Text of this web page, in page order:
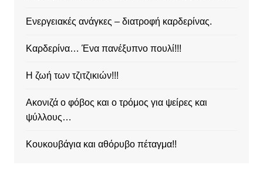
Ενεργειακές ανάγκες – διατροφή καρδερίνας.
Καρδερίνα… Ένα πανέξυπνο πουλί!!!
Η ζωή των τζιτζικιών!!!
Ακονιζά ο φόβος και ο τρόμος για ψείρες και
ψύλλους…
Κουκουβάγια και αθόρυβο πέταγμα!!